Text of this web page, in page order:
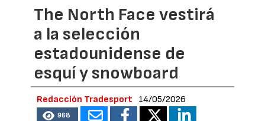
The North Face vestirá
a la selección
estadounidense de
esquí y snowboard
Redacción Tradesport 14/05/2026
968